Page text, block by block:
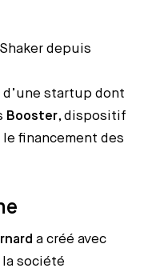
depuis
startup dont
Booster, dispositif
financement des
a créé avec
la société